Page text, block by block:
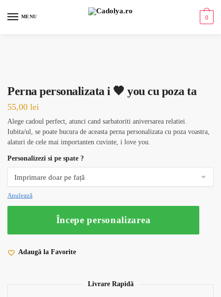
MENU 0
Perna personalizata i 🧡 you cu poza ta
55,00 lei
Alege cadoul perfect, atunci cand sarbatoriti aniversarea relatiei.
Iubita/ul, se poate bucura de aceasta perna personalizata cu poza voastra,
alaturi de cele mai importanten cuvinte, i love you.
Personalizezi si pe spate ?
Anulează
Începe personalizarea
Adaugă la Favorite
Livrare Rapidă